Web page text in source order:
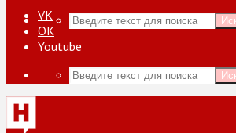
VK
ОК
Youtube